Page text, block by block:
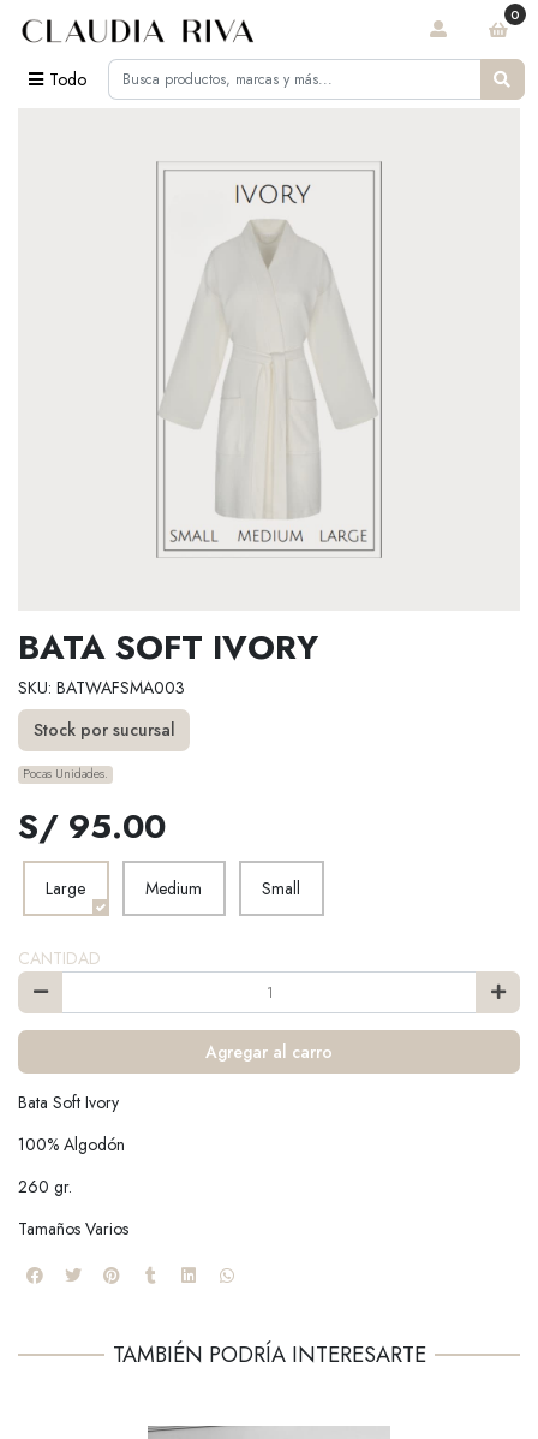
Todo
0
BATA SOFT IVORY
SKU: BATWAFSMA003
Stock por sucursal
Pocas Unidades.
S/ 95.00
Large Medium Small
CANTIDAD
Agregar al carro
Bata Soft Ivory
100% Algodón
260 gr.
Tamaños Varios
TAMBIÉN PODRÍA INTERESARTE